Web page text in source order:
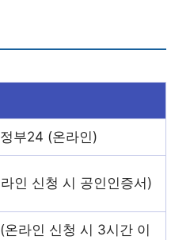
부24 (온라인)
인 신청 시 공인인증서)
온라인 신청 시 3시간 이